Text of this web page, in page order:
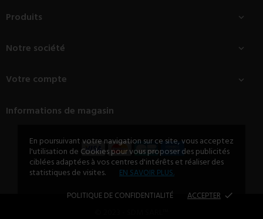
En poursuivant votre navigation sur ce site, vous acceptez
l'utilisation de Cookies pour vous proposer des publicités
ciblées adaptées à vos centres d'intérêts et réaliser des
statistiques de visites.
EN SAVOIR PLUS.
POLITIQUE DE CONFIDENTIALITÉ
ACCEPTER done
Produits 
Notre société 
Votre compte 
Informations de magasin